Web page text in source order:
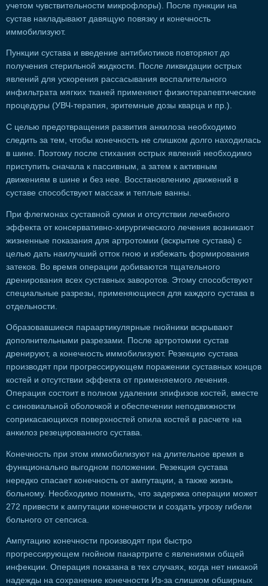
учетом чувствительности микрофлоры). После пункции на
сустав накладывают давящую повязку и конечность
иммобилизуют.
Пункции сустава и введение антибиотиков повторяют до
получения стерильной жидкости. После ликвидации острых
явлений для ускорения рассасывания воспалительного
инфильтрата мягких тканей применяют физиотерапевтические
процедуры (УВЧ-терапия, эритемные дозы кварца и пр.).
С целью предотвращения развития анкилоза необходимо
следить за тем, чтобы конечность не слишком долго находилась
в шине. Поэтому после стихания острых явлений необходимо
приступить сначала к пассивным, а затем к активным
движениям в шине и без нее. Восстановлению движений в
суставе способствуют массаж и теплые ванны.
При флегмонах суставной сумки и отсутствии лечебного
эффекта от консервативно-хирургического лечения возникают
жизненные показания для артротомии (вскрытие сустава) с
целью дать наилучший отток гною и избежать формирования
затеков. Во время операции добиваются тщательного
дренирования всех суставных заворотов. Этому способствуют
специальные разрезы, применяющиеся для каждого сустава в
отдельности.
Образовавшиеся параартикулярные гнойники вскрывают
дополнительными разрезами. После артротомии сустав
дренируют, а конечность иммобилизуют. Резекцию сустава
производят при прогрессирующем поражении суставных концов
костей и отсутствии эффекта от применяемого лечения.
Операция состоит в полном удалении эпифизов костей, вместе
с синовиальной оболочкой и обеспечении неподвижности
соприкасающихся поверхностей опила костей в расчете на
анкилоз резецированного сустава.
Конечность при этом иммобилизуют на длительное время в
функционально выгодном положении. Резекция сустава
нередко спасает конечность от ампутации, а также жизнь
больному. Необходимо помнить, что задержка операции может
272 привести к ампутации конечности и создать угрозу гибели
больного от сепсиса.
Ампутацию конечности производят при быстро
прогрессирующем гнойном панартрите с явлениями общей
инфекции. Операция показана в тех случаях, когда нет никакой
надежды на сохранение конечности Из-за слишком обширных